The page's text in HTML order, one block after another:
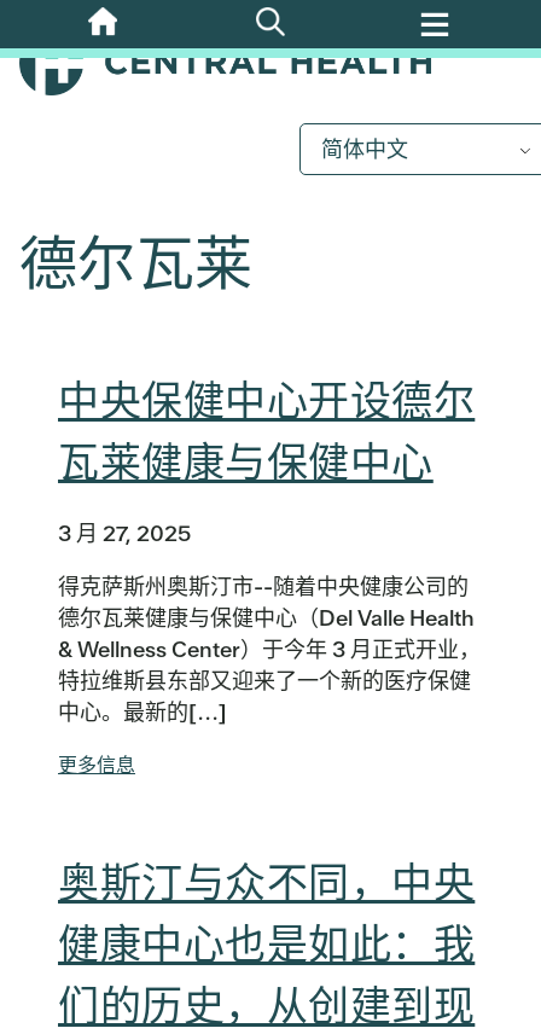
至
主
简体中文
德尔瓦莱
中央保健中心开设德尔
瓦莱健康与保健中心
3 月 27, 2025
得克萨斯州奥斯汀市--随着中央健康公司的
德尔瓦莱健康与保健中心（Del Valle Health
& Wellness Center）于今年 3 月正式开业，
特拉维斯县东部又迎来了一个新的医疗保健
中心。最新的[...]
更多信息
奥斯汀与众不同，中央
健康中心也是如此：我
们的历史，从创建到现